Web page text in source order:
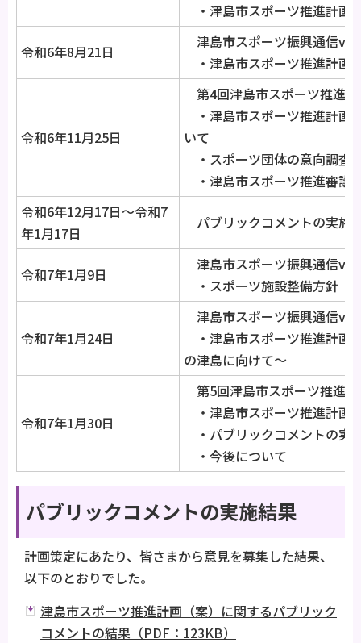
・津島市スポーツ推進計画
令和6年8月21日
津島市スポーツ振興通信
・津島市スポーツ推進計画
令和6年11月25日
第4回津島市スポーツ推進
・津島市スポーツ推進計画
いて
・スポーツ団体の意向調査
・津島市スポーツ推進審議
令和6年12月17日～令和7
年1月17日
パブリックコメントの実施
令和7年1月9日
津島市スポーツ振興通信
・スポーツ施設整備方針（
令和7年1月24日
津島市スポーツ振興通信
・津島市スポーツ推進計画
の津島に向けて～
令和7年1月30日
第5回津島市スポーツ推進
・津島市スポーツ推進計画
・パブリックコメントの実
・今後について
パブリックコメントの実施結果
計画策定にあたり、皆さまから意見を募集した結果、
以下のとおりでした。
津島市スポーツ推進計画（案）に関するパブリック
コメントの結果（PDF：123KB）